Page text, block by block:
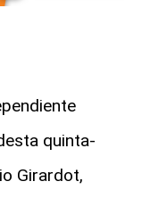
quinta-
Girardot,